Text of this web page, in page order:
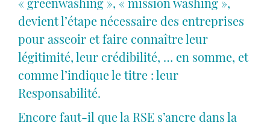
devient l’étape nécessaire des entreprises
pour asseoir et faire connaître leur
légitimité, leur crédibilité, … en somme, et
comme l’indique le titre : leur
Responsabilité.
Encore faut-il que la RSE s’ancre dans la